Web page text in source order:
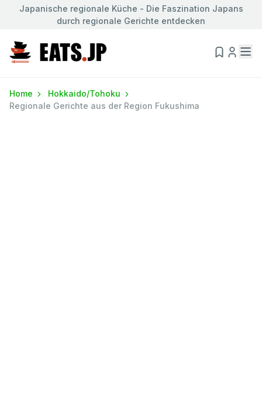
Japanische regionale Küche - Die Faszination Japans
durch regionale Gerichte entdecken
Home
Hokkaido/Tohoku
Regionale Gerichte aus der Region Fukushima